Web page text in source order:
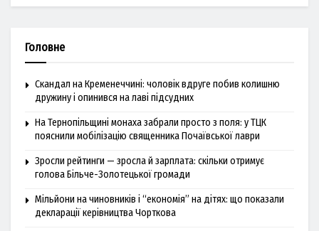
Головне
Скандал на Кременеччині: чоловік вдруге побив колишню
дружину і опинився на лаві підсудних
На Тернопільщині монаха забрали просто з поля: у ТЦК
пояснили мобілізацію священника Почаївської лаври
Зросли рейтинги — зросла й зарплата: скільки отримує
голова Більче-Золотецької громади
Мільйони на чиновників і “економія” на дітях: що показали
декларації керівництва Чорткова